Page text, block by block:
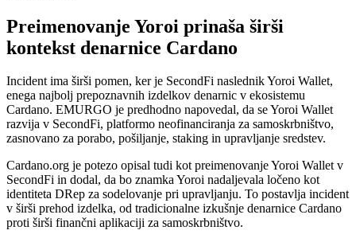
Preimenovanje Yoroi prinaša širši
kontekst denarnice Cardano
Incident ima širši pomen, ker je SecondFi naslednik Yoroi Wallet,
enega najbolj prepoznavnih izdelkov denarnic v ekosistemu
Cardano. EMURGO je predhodno napovedal, da se Yoroi Wallet
razvija v SecondFi, platformo neofinanciranja za samoskrbništvo,
zasnovano za porabo, pošiljanje, staking in upravljanje sredstev.
Cardano.org je potezo opisal tudi kot preimenovanje Yoroi Wallet v
SecondFi in dodal, da bo znamka Yoroi nadaljevala ločeno kot
identiteta DRep za sodelovanje pri upravljanju. To postavlja incident
v širši prehod izdelka, od tradicionalne izkušnje denarnice Cardano
proti širši finančni aplikaciji za samoskrbništvo.